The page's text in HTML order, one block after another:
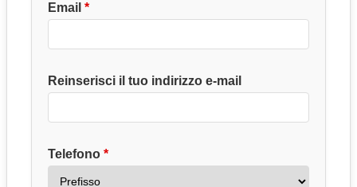
Email
Reinserisci il tuo indirizzo e-mail
Telefono